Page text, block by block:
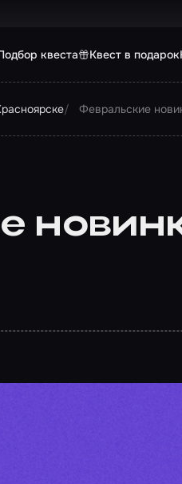
квеста Квест в подарок
Февральские